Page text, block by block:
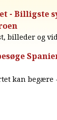
- Billigste
billeder og
kan begære